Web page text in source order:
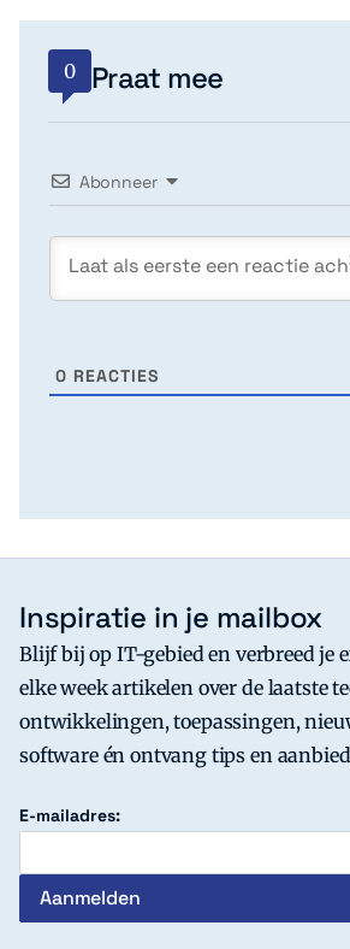
0 Praat mee
Abonneer
0 REACTIES
Inspiratie in je mailbox
Blijf bij op IT-gebied en verbreed je
elke week artikelen over de laatste
ontwikkelingen, toepassingen,
software én ontvang tips en
E-mailadres: